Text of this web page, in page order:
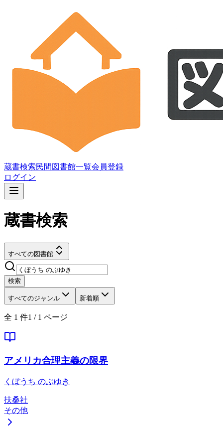
蔵書検索民間図書館一覧会員登録
ログイン
蔵書検索
すべての図書館
検索
すべてのジャンル 新着順
全 1 件1 / 1 ページ
アメリカ合理主義の限界
くぼうち のぶゆき
扶桑社
その他